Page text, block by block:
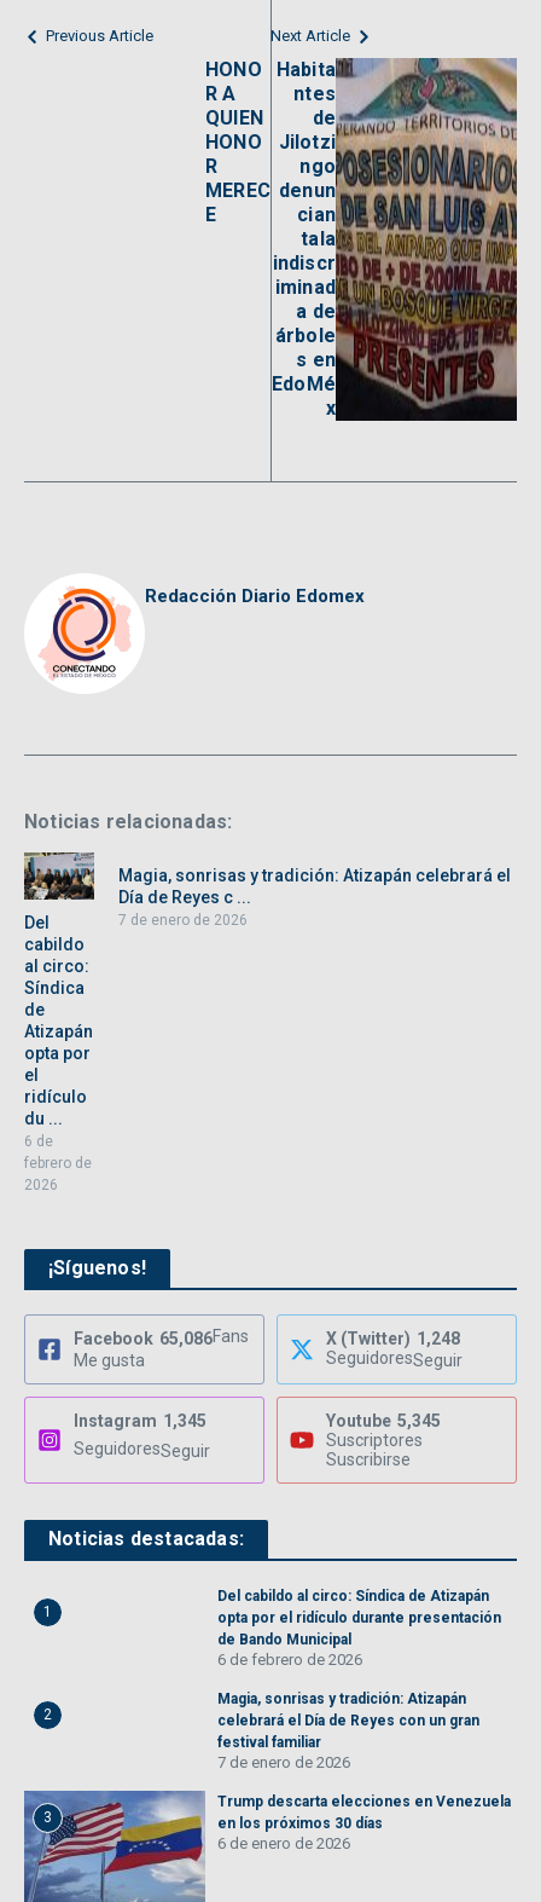
Previous Article
HONO
R A
QUIEN
HONO
R
MEREC
E
Next Article
Habita
ntes
de
Jilotzi
ngo
denun
cian
tala
indiscr
iminad
a de
árbole
s en
EdoMé
x
Redacción Diario Edomex
Noticias relacionadas:
Del
cabildo
al circo:
Síndica
de
Atizapán
opta por
el
ridículo
du ...
6 de
febrero de
2026
Magia, sonrisas y tradición: Atizapán celebrará el
Día de Reyes c ...
7 de enero de 2026
¡Síguenos!
Facebook 65,086Fans
Me gusta
X (Twitter) 1,248
SeguidoresSeguir
Instagram 1,345
SeguidoresSeguir
Youtube 5,345
Suscriptores
Suscribirse
Noticias destacadas:
1
Del cabildo al circo: Síndica de Atizapán
opta por el ridículo durante presentación
de Bando Municipal
6 de febrero de 2026
2
Magia, sonrisas y tradición: Atizapán
celebrará el Día de Reyes con un gran
festival familiar
7 de enero de 2026
3
Trump descarta elecciones en Venezuela
en los próximos 30 días
6 de enero de 2026